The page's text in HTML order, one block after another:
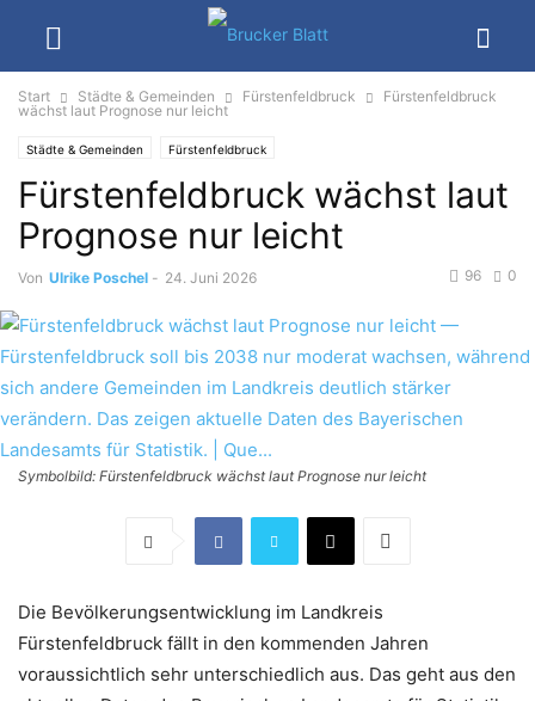
Start Städte & Gemeinden Fürstenfeldbruck
Fürstenfeldbruck
wächst laut Prognose nur leicht
Städte & Gemeinden Fürstenfeldbruck
Fürstenfeldbruck wächst laut
Prognose nur leicht
Von Ulrike Poschel - 24. Juni 2026 0
96
Symbolbild: Fürstenfeldbruck wächst laut Prognose nur leicht
Die Bevölkerungsentwicklung im Landkreis
Fürstenfeldbruck fällt in den kommenden Jahren
voraussichtlich sehr unterschiedlich aus. Das geht aus den